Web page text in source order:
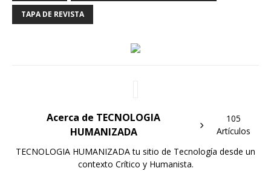
TAPA DE REVISTA
Acerca de TECNOLOGIA
HUMANIZADA
105
Artículos
TECNOLOGIA HUMANIZADA tu sitio de Tecnología desde un
contexto Crítico y Humanista.